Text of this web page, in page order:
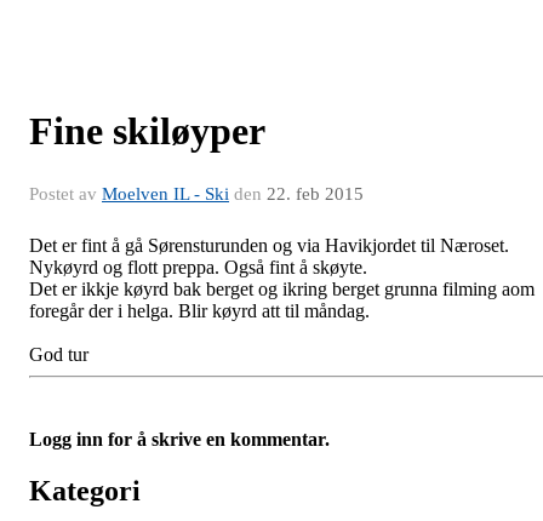
Fine skiløyper
Postet av Moelven IL - Ski den 22. feb 2015
Det er fint å gå Sørensturunden og via Havikjordet til Næroset.
Nykøyrd og flott preppa. Også fint å skøyte.
Det er ikkje køyrd bak berget og ikring berget grunna filming aom
foregår der i helga. Blir køyrd att til måndag.
God tur
Logg inn for å skrive en kommentar.
Kategori